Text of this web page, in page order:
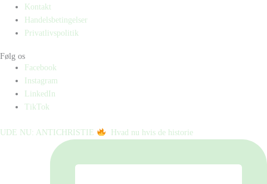
Kontakt
Handelsbetingelser
Privatlivspolitik
Følg os
Facebook
Instagram
LinkedIn
TikTok
UDE NU: ANTICHRISTIE ⁠ ⁠ Hvad nu hvis de historie